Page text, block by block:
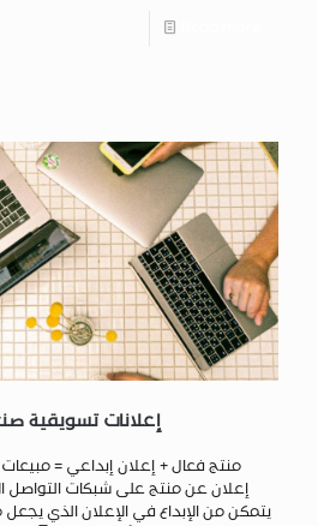
إعلانات
إعلان عن منتج على شبكات التواصل
يتمكن من الإبداع في الإعلان الذي